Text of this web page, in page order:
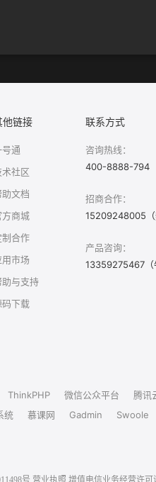
他链接
号通
术社区
助文档
方商城
制合作
用市场
助与支持
码下载
联系方式
咨询热线：
400-8888-794
招商合作：
15209248005（
产品咨询：
13359275467（
ThinkPHP 微信公众平台 腾讯
统 慕课网 Gadmin Swoole
号 营业执照 增值电信业务经营许可